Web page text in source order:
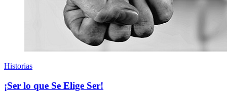
Historias
¡Ser lo que Se Elige Ser!